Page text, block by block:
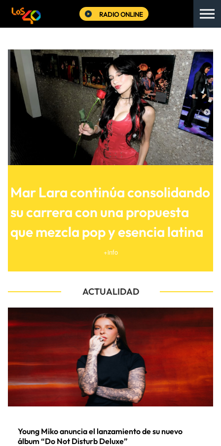
RADIO ONLINE
Mar Lara continúa consolidando
su carrera con una propuesta
que mezcla pop y esencia latina
+info
ACTUALIDAD
Young Miko anuncia el lanzamiento de su nuevo
álbum “Do Not Disturb Deluxe”